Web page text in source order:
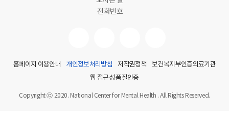
전화번호
홈페이지 이용안내 개인정보처리방침 저작권정책
보건복지부인증의료기관
웹 접근성 품질인증
Copyright ⓒ 2020. National Center for Mental Health . All Rights Reserved.